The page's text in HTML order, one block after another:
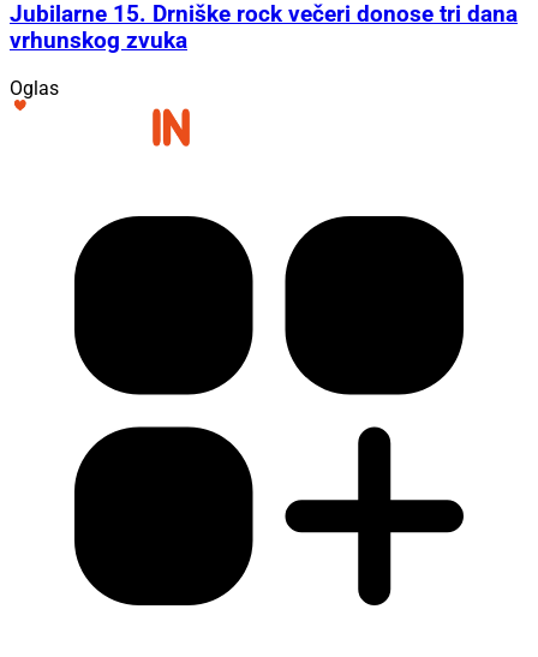
Jubilarne 15. Drniške rock večeri donose tri dana
vrhunskog zvuka
Oglas